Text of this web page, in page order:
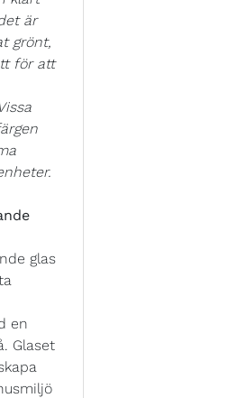
är
grönt,
för att
glas
en
Glaset